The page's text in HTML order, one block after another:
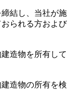
結し、当社が施
られる方および
造物を所有して
造物の所有を検